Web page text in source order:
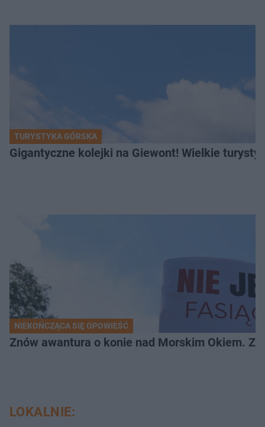
TURYSTYKA GÓRSKA
Gigantyczne kolejki na Giewont! Wielkie
NIEKOŃCZĄCA SIĘ OPOWIEŚĆ
Znów awantura o konie nad Morskim Okiem.
LOKALNIE: